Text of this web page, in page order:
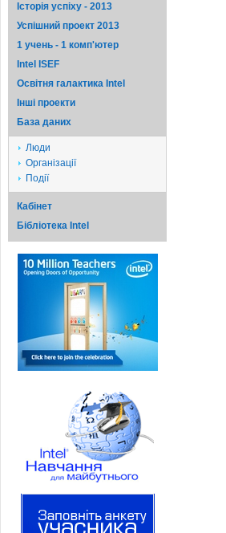
Історія успіху - 2013
Успішний проект 2013
1 учень - 1 комп'ютер
Intel ISEF
Освітня галактика Intel
Iншi проекти
База даних
Люди
Організації
Події
Кабінет
Бібліотека Intel